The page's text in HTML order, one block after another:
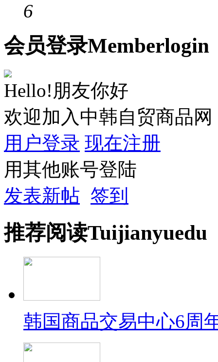
6
会员登录Memberlogin
Hello!朋友你好
欢迎加入中韩自贸商品网
用户登录 现在注册
用其他账号登陆
发表新帖 签到
推荐阅读Tuijianyuedu
韩国商品交易中心6周